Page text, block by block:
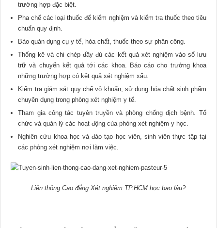
trường hợp đặc biệt.
Pha chế các loại thuốc để kiểm nghiệm và kiểm tra thuốc theo tiêu
chuẩn quy định.
Bảo quản dụng cụ y tế, hóa chất, thuốc theo sự phân công.
Thống kê và chi chép đầy đủ các kết quả xét nghiệm vào sổ lưu
trữ và chuyển kết quả tới các khoa. Báo cáo cho trưởng khoa
những trường hợp có kết quả xét nghiệm xấu.
Kiểm tra giám sát quy chế vô khuẩn, sử dụng hóa chất sinh phẩm
chuyên dụng trong phòng xét nghiệm y tế.
Tham gia công tác tuyên truyền và phòng chống dịch bệnh. Tổ
chức và quản lý các hoạt động của phòng xét nghiệm y học.
Nghiên cứu khoa học và đào tạo học viên, sinh viên thực tập tại
các phòng xét nghiệm nơi làm việc.
Liên thông Cao đẳng Xét nghiệm TP.HCM học bao lâu?